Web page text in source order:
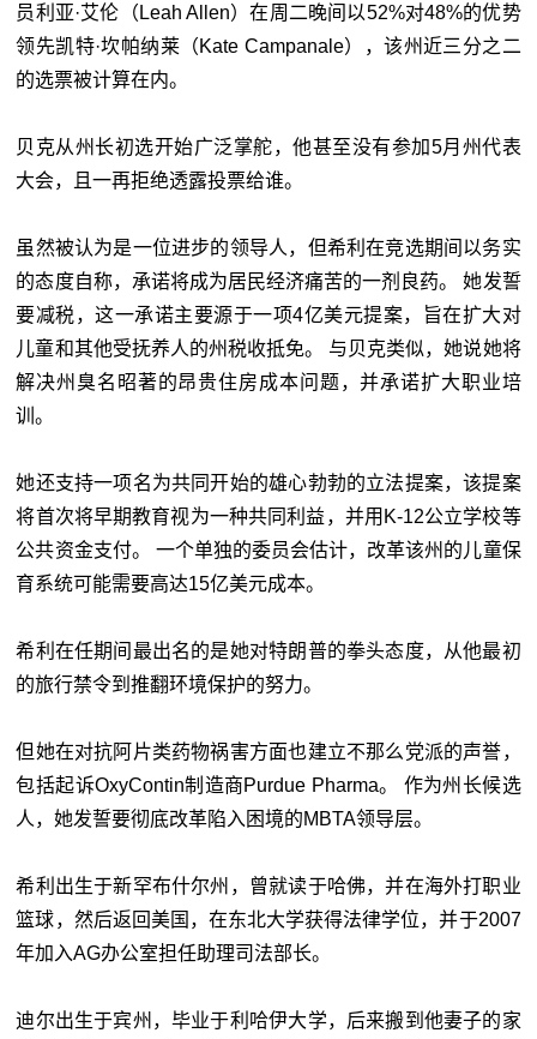
员利亚·艾伦（Leah Allen）在周二晚间以52%对48%的优势
领先凯特·坎帕纳莱（Kate Campanale），该州近三分之二
的选票被计算在内。
贝克从州长初选开始广泛掌舵，他甚至没有参加5月州代表
大会，且一再拒绝透露投票给谁。
虽然被认为是一位进步的领导人，但希利在竞选期间以务实
的态度自称，承诺将成为居民经济痛苦的一剂良药。 她发誓
要减税，这一承诺主要源于一项4亿美元提案，旨在扩大对
儿童和其他受抚养人的州税收抵免。 与贝克类似，她说她将
解决州臭名昭著的昂贵住房成本问题，并承诺扩大职业培
训。
她还支持一项名为共同开始的雄心勃勃的立法提案，该提案
将首次将早期教育视为一种共同利益，并用K-12公立学校等
公共资金支付。 一个单独的委员会估计，改革该州的儿童保
育系统可能需要高达15亿美元成本。
希利在任期间最出名的是她对特朗普的拳头态度，从他最初
的旅行禁令到推翻环境保护的努力。
但她在对抗阿片类药物祸害方面也建立不那么党派的声誉，
包括起诉OxyContin制造商Purdue Pharma。 作为州长候选
人，她发誓要彻底改革陷入困境的MBTA领导层。
希利出生于新罕布什尔州，曾就读于哈佛，并在海外打职业
篮球，然后返回美国，在东北大学获得法律学位，并于2007
年加入AG办公室担任助理司法部长。
迪尔出生于宾州，毕业于利哈伊大学，后来搬到他妻子的家